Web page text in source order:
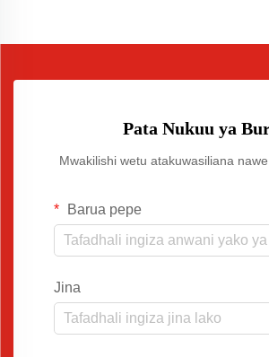
Pata Nukuu ya
Mwakilishi wetu atakuwasiliana
Barua pepe
Jina